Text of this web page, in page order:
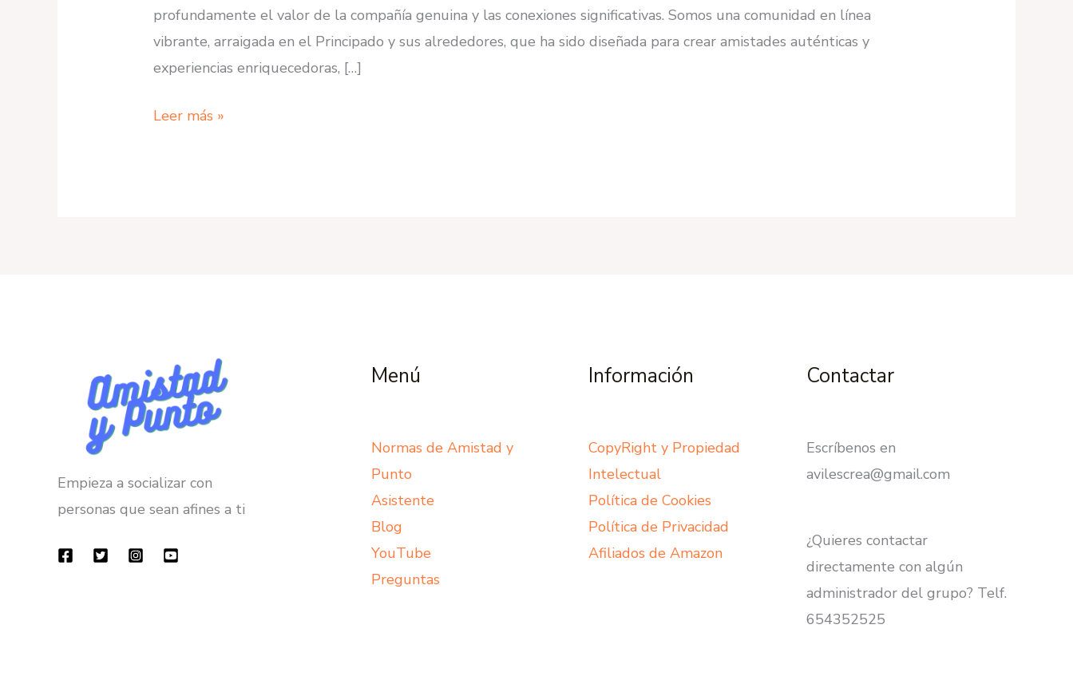
profundamente el valor de la compañía genuina y las conexiones significativas. Somos una comunidad en línea
vibrante, arraigada en el Principado y sus alrededores, que ha sido diseñada para crear amistades auténticas y
experiencias enriquecedoras, […]
Amistad
Leer más »
Empieza a socializar con
personas que sean afines a ti
Menú
Normas de Amistad y
Punto
Asistente
Blog
YouTube
Preguntas
Información
CopyRight y Propiedad
Intelectual
Política de Cookies
Política de Privacidad
Afiliados de Amazon
Contactar
Escríbenos en
avilescrea@gmail.com
¿Quieres contactar
directamente con algún
administrador del grupo? Telf.
654352525